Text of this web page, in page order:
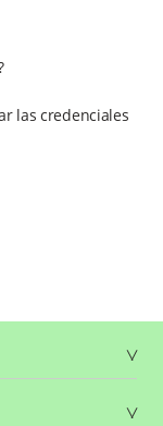
las credenciales